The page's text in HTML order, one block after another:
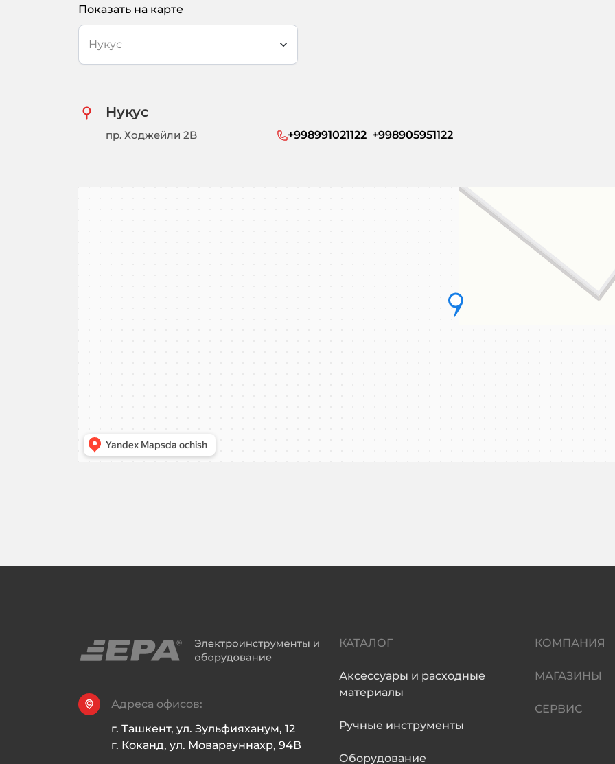
Показать на карте
Нукус
пр. Ходжейли 2B +998991021122  +998905951122
Адреса офисов:
г. Ташкент, ул. Зульфияханум, 12
г. Коканд, ул. Моварауннахр, 94В
КАТАЛОГ
Аксессуары и расходные
материалы
Ручные инструменты
Оборудование
КОМПАНИЯ
МАГАЗИНЫ
СЕРВИС